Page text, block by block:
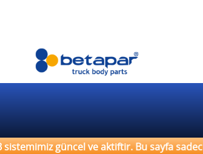
güncel ve aktiftir. Bu sayfa